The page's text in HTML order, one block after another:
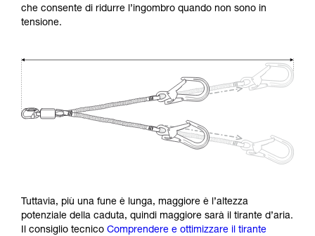
che consente di ridurre l’ingombro quando non sono in
tensione.
Tuttavia, più una fune è lunga, maggiore è l’altezza
potenziale della caduta, quindi maggiore sarà il tirante d’aria.
Il consiglio tecnico Comprendere e ottimizzare il tirante